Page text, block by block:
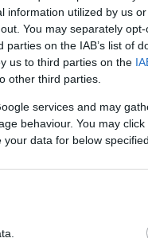
information utilized by us
You may separately
on the IAB’s list of
us to third parties on the
other third parties.
services and may
behaviour. You may
data for below
στολίδι της γκάμας
πάνω